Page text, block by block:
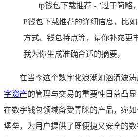
tp钱包下载推荐 - ”过于简略
P钱包下载推荐的详细信息，比
方式、钱包特点等，请你补充更
我为你生成准确合适的摘要。
在当今这个数字化浪潮如汹涌波
字资产的管理与交易的重要性日益凸显
在数字钱包领域备受青睐的产品，宛
堡垒，为用户提供了既便捷又安全的